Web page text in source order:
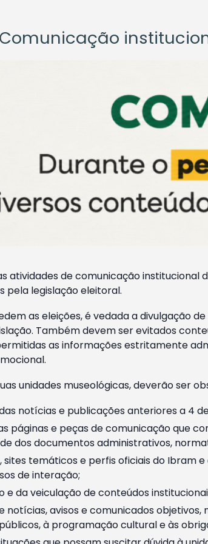
Comunicação
atividades de comunicação
pela legislação eleitoral.
as eleições, é vedada a divulgação
Também devem ser evitados
as informações estritamente
unidades museológicas, deverão ser
notícias e publicações anteriores a 4
páginas e peças de comunicação que
dos documentos administrativos,
temáticos e perfis oficiais do Ibram
de interação;
e da veiculação de conteúdos
notícias, avisos e comunicados
à programação cultural e às